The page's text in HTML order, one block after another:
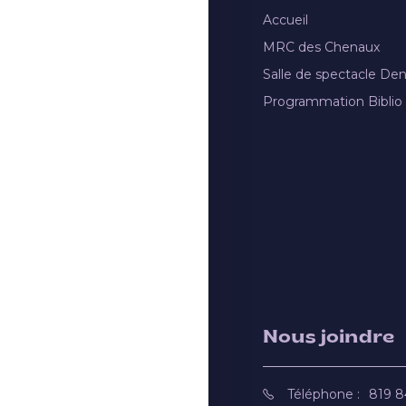
Accueil
MRC des Chenaux
Salle de spectacle
Programmation Biblio
Nous joindre
Téléphone : 819